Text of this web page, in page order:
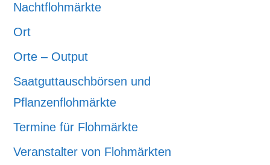
Nachtflohmärkte
Ort
Orte – Output
Saatguttauschbörsen und
Pflanzenflohmärkte
Termine für Flohmärkte
Veranstalter von Flohmärkten